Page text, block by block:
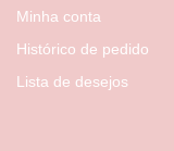
Minha conta
Histórico de pedido
Lista de desejos